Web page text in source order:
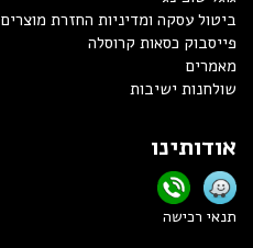
ביטול עסקה ומדיניות החזרת מוצרים
פייסבוק כסאות קרוסלה
מאמרים
שולחנות ישיבות
אודותינו
תנאי רכישה